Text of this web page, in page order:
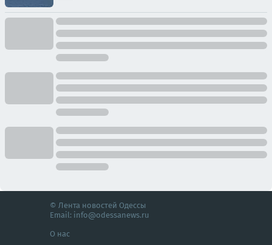
© Лента новостей Одессы
Email: info@odessanews.ru
О нас